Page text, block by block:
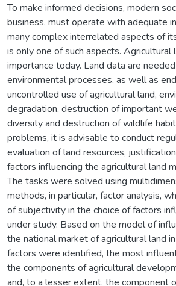
To make informed decisions, modern
business, must operate with adequate
many complex interrelated aspects of
is only one of such aspects. Agricultural
importance today. Land data are
environmental processes, as well as
uncontrolled use of agricultural land,
degradation, destruction of important
diversity and destruction of wildlife
problems, it is advisable to conduct
evaluation of land resources,
factors influencing the agricultural land
The tasks were solved using
methods, in particular, factor analysis,
of subjectivity in the choice of factors
under study. Based on the model of
the national market of agricultural land
factors were identified, the most
the components of agricultural
and, to a lesser extent, the component